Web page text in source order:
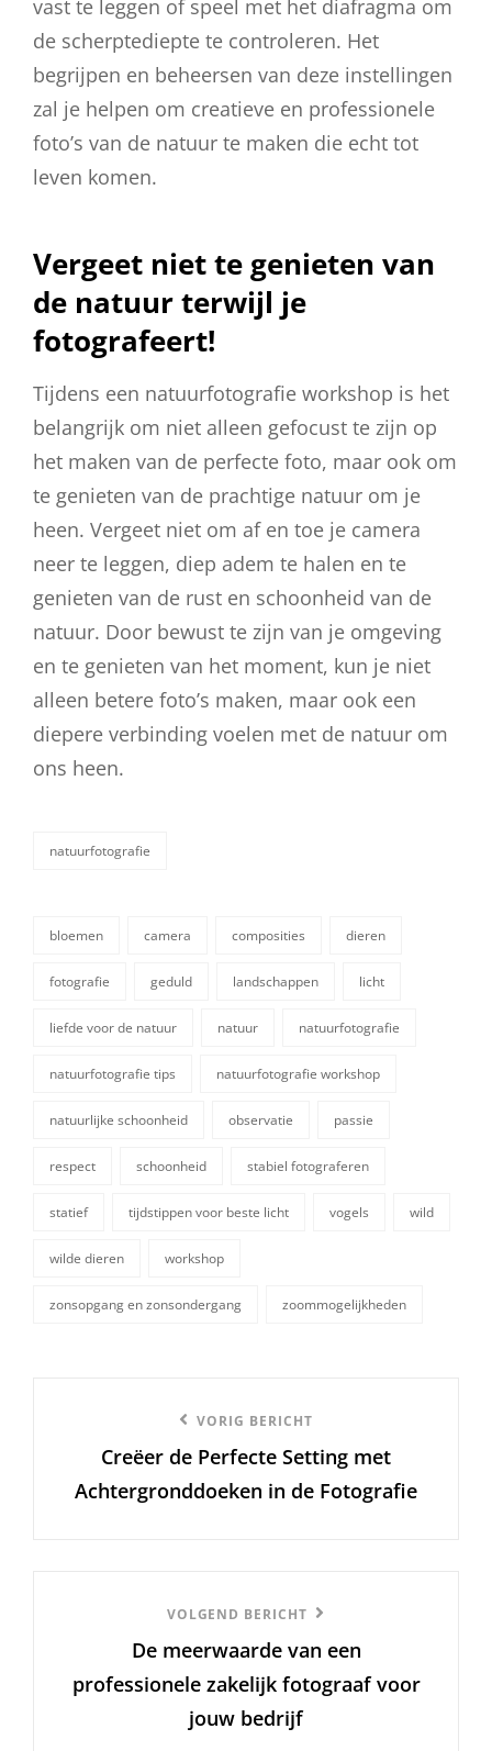
vast te leggen of speel met het diafragma om
de scherptediepte te controleren. Het
begrijpen en beheersen van deze instellingen
zal je helpen om creatieve en professionele
foto’s van de natuur te maken die echt tot
leven komen.
Vergeet niet te genieten van
de natuur terwijl je
fotografeert!
Tijdens een natuurfotografie workshop is het
belangrijk om niet alleen gefocust te zijn op
het maken van de perfecte foto, maar ook om
te genieten van de prachtige natuur om je
heen. Vergeet niet om af en toe je camera
neer te leggen, diep adem te halen en te
genieten van de rust en schoonheid van de
natuur. Door bewust te zijn van je omgeving
en te genieten van het moment, kun je niet
alleen betere foto’s maken, maar ook een
diepere verbinding voelen met de natuur om
ons heen.
natuurfotografie
bloemen camera composities dieren
fotografie geduld landschappen licht
liefde voor de natuur natuur natuurfotografie
natuurfotografie tips natuurfotografie workshop
natuurlijke schoonheid observatie passie
respect schoonheid stabiel fotograferen
statief tijdstippen voor beste licht vogels wild
wilde dieren workshop
zonsopgang en zonsondergang zoommogelijkheden
bericht
VORIG BERICHT
Creëer de Perfecte Setting met
Achtergronddoeken in de Fotografie
Bericht
VOLGEND BERICHT
De meerwaarde van een
professionele zakelijk fotograaf voor
jouw bedrijf